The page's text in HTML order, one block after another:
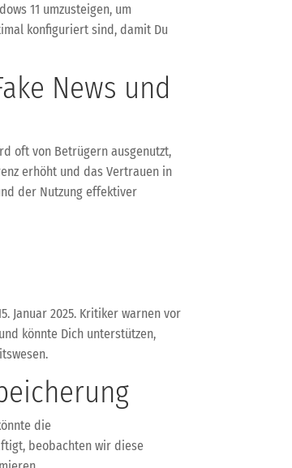
11 umzusteigen, um
konfiguriert sind, damit Du
News und
oft von Betrügern ausgenutzt,
erhöht und das Vertrauen in
der Nutzung effektiver
Januar 2025. Kritiker warnen vor
könnte Dich unterstützen,
die
beobachten wir diese